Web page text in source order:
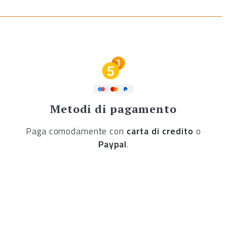
Metodi di pagamento
Paga comodamente con carta di credito o
Paypal.